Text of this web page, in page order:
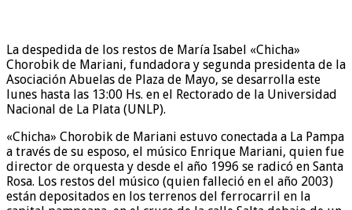
La despedida de los restos de María Isabel «Chicha»
Chorobik de Mariani, fundadora y segunda presidenta de la
Asociación Abuelas de Plaza de Mayo, se desarrolla este
lunes hasta las 13:00 Hs. en el Rectorado de la Universidad
Nacional de La Plata (UNLP).
«Chicha» Chorobik de Mariani estuvo conectada a La Pampa
a través de su esposo, el músico Enrique Mariani, quien fue
director de orquesta y desde el año 1996 se radicó en Santa
Rosa. Los restos del músico (quien falleció en el año 2003)
están depositados en los terrenos del ferrocarril en la